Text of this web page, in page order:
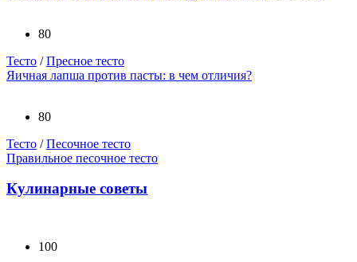
80
Тесто /Пресное тесто
Яичная лапша против пасты: в чем отличия?
80
Тесто /Песочное тесто
Правильное песочное тесто
Кулинарные советы
100